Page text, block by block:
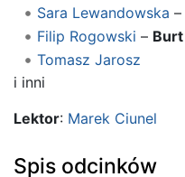
Sara Lewandowska –
Filip Rogowski – Burt
Tomasz Jarosz
i inni
Lektor: Marek Ciunel
Spis odcinków